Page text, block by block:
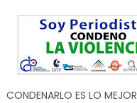
CONDENARLO ES LO MEJOR